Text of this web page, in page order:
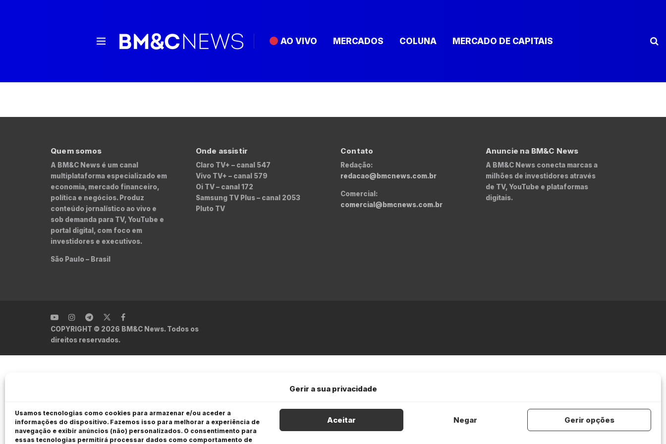
Gerir a sua privacidade
Usamos tecnologias como cookies para armazenar e/ou aceder a
informações do dispositivo. Fazemos isso para melhorar a experiência de
navegação e exibir anúncios (não) personalizados. O consentimento para
essas tecnologias permitirá processar dados como comportamento de
Aceitar Negar Gerir opções
AO VIVO MERCADOS COLUNA MERCADO DE CAPITAIS
Quem somos
A BM&C News é um canal
multiplataforma especializado em
economia, mercado financeiro,
política e negócios. Produz
conteúdo jornalístico ao vivo e
sob demanda para TV, YouTube e
portal digital, com foco em
investidores e executivos.
São Paulo – Brasil
Onde assistir
Claro TV+ – canal 547
Vivo TV+ – canal 579
Oi TV – canal 172
Samsung TV Plus – canal 2053
Pluto TV
Contato
Redação:
redacao@bmcnews.com.br
Comercial:
comercial@bmcnews.com.br
Anuncie na BM&C News
A BM&C News conecta marcas a
milhões de investidores através
de TV, YouTube e plataformas
digitais.
COPYRIGHT © 2026 BM&C News. Todos os
direitos reservados.